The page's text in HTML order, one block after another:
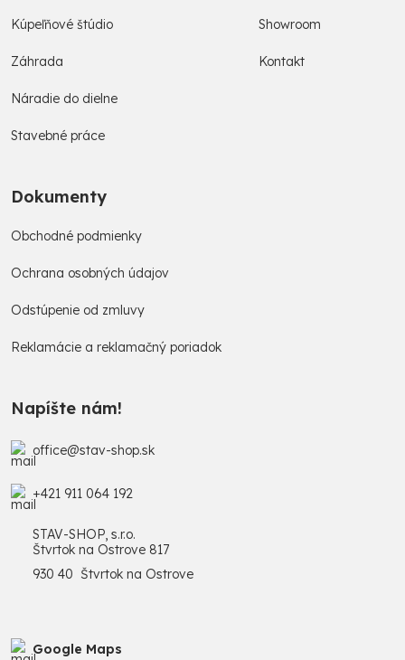
Kúpeľňové štúdio
Záhrada
Náradie do dielne
Stavebné práce
Showroom
Kontakt
Dokumenty
Obchodné podmienky
Ochrana osobných údajov
Odstúpenie od zmluvy
Reklamácie a reklamačný poriadok
Napíšte nám!
office@stav-shop.sk
+421 911 064 192
STAV-SHOP, s.r.o.
Štvrtok na Ostrove 817
930 40 Štvrtok na Ostrove
Google Maps